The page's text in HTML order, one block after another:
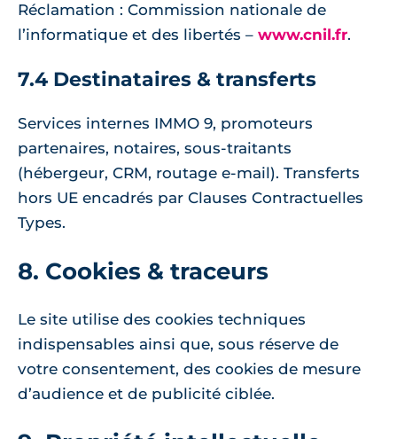
Réclamation : Commission nationale de
l’informatique et des libertés – www.cnil.fr.
7.4 Destinataires & transferts
Services internes IMMO 9, promoteurs
partenaires, notaires, sous-traitants
(hébergeur, CRM, routage e-mail). Transferts
hors UE encadrés par Clauses Contractuelles
Types.
8. Cookies & traceurs
Le site utilise des cookies techniques
indispensables ainsi que, sous réserve de
votre consentement, des cookies de mesure
d’audience et de publicité ciblée.